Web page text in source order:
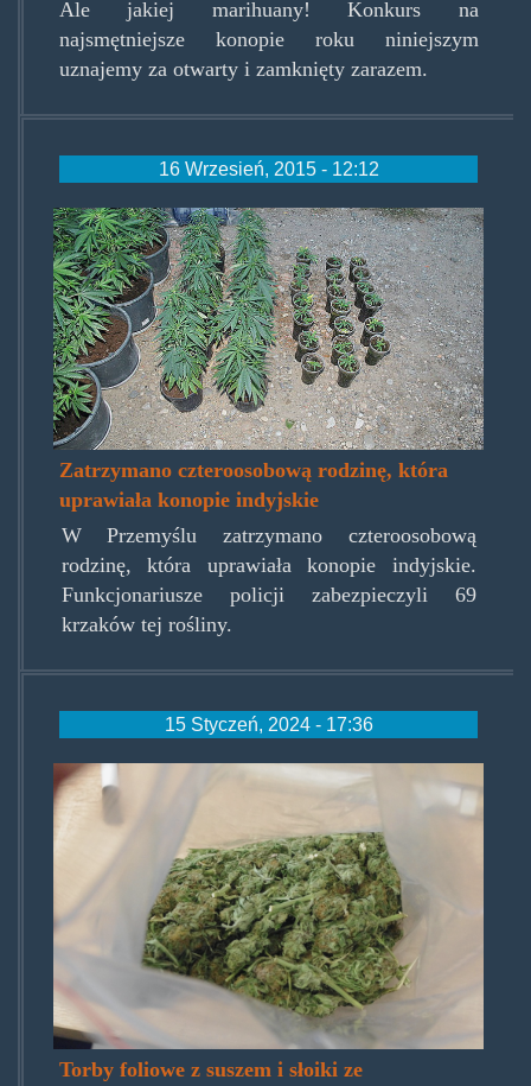
Ale jakiej marihuany! Konkurs na
najsmętniejsze konopie roku niniejszym
uznajemy za otwarty i zamknięty zarazem.
16 Wrzesień, 2015 - 12:12
253212561.jpg
Zatrzymano czteroosobową rodzinę, która
uprawiała konopie indyjskie
W Przemyślu zatrzymano czteroosobową
rodzinę, która uprawiała konopie indyjskie.
Funkcjonariusze policji zabezpieczyli 69
krzaków tej rośliny.
15 Styczeń, 2024 - 17:36
Torby foliowe z suszem i słoiki ze